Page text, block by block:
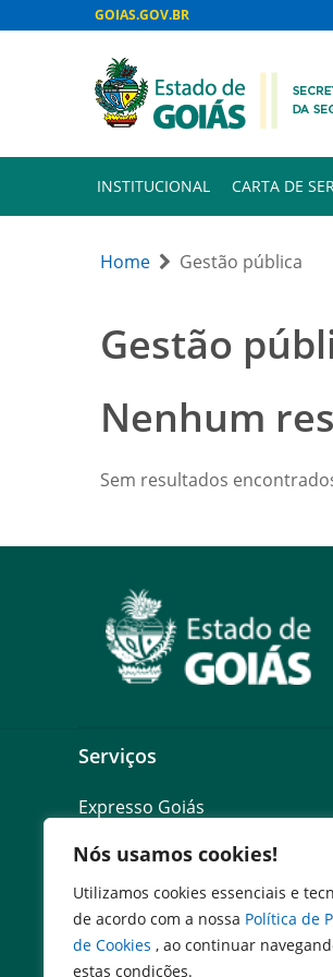
Nós usamos cookies!
Utilizamos cookies essenciais e
de acordo com a nossa Política de
de Cookies , ao continuar
estas condições.
GOIAS.GOV.BR
INSTITUCIONAL CARTA DE
Home Gestão pública
Gestão
Nenhum
Sem resultados
Serviços
Expresso Goiás
Expresso Servidor
SEI Governadoria
Cadastro de Autoridades
Escola de Governo
Agenda de Autoridades